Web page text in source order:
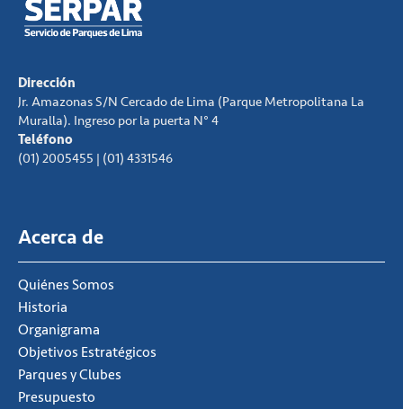
Dirección
Jr. Amazonas S/N Cercado de Lima (Parque Metropolitana La
Muralla). Ingreso por la puerta N° 4
Teléfono
(01) 2005455 | (01) 4331546
Acerca de
Quiénes Somos
Historia
Organigrama
Objetivos Estratégicos
Parques y Clubes
Presupuesto